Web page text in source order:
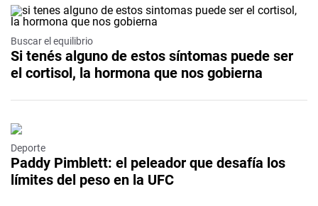
Buscar el equilibrio
Si tenés alguno de estos síntomas puede ser
el cortisol, la hormona que nos gobierna
Deporte
Paddy Pimblett: el peleador que desafía los
límites del peso en la UFC